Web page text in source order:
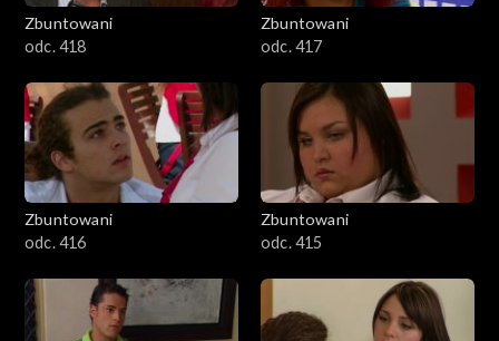
Zbuntowani
odc. 418
Zbuntowani
odc. 417
Zbuntowani
odc. 416
Zbuntowani
odc. 415